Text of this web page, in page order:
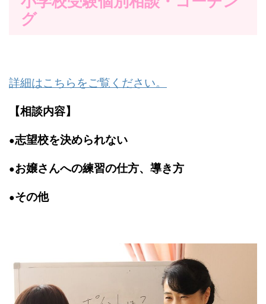
グ
詳細はこちらをご覧ください。
【相談内容】
●志望校を決められない
●お嬢さんへの練習の仕方、導き方
●その他